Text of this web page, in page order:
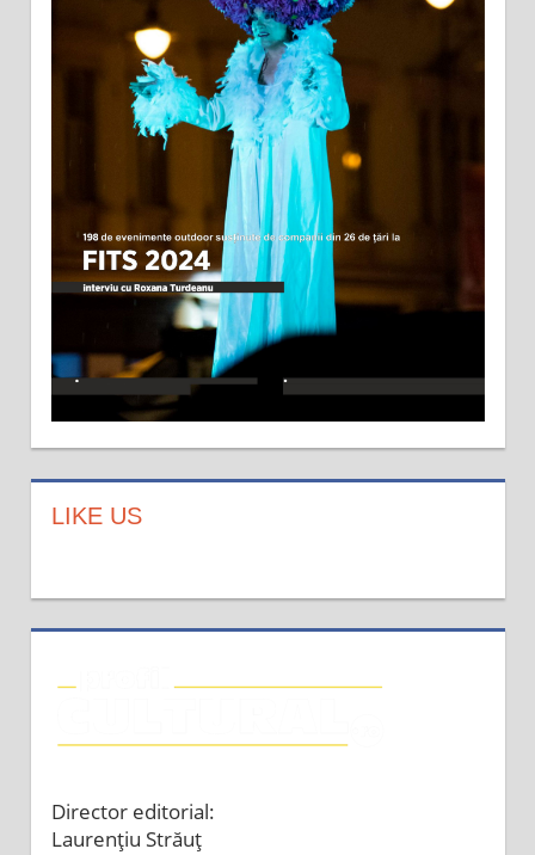
LIKE US
Director editorial:
Laurențiu Străuț